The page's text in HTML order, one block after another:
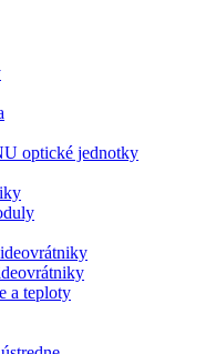
optické jednotky
a teploty